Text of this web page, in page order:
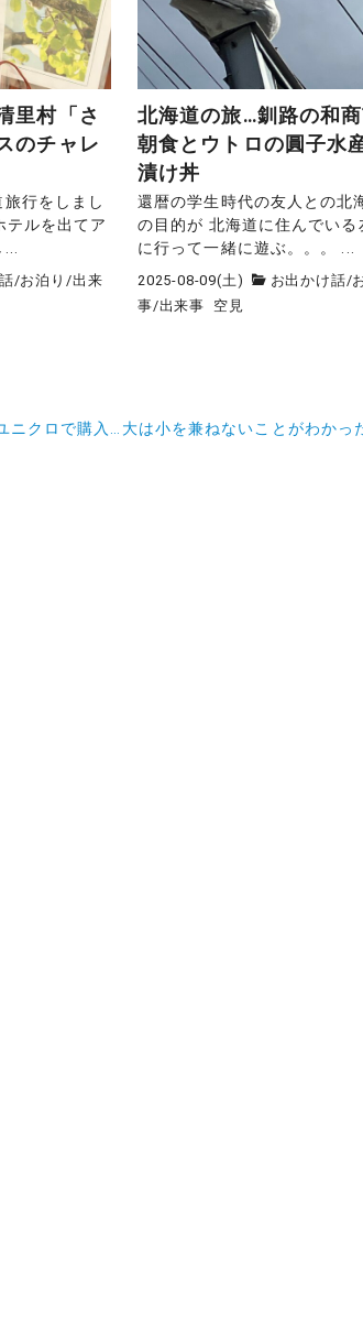
里村「さ
のチャレ
行をしまし
テルを出てア
...
/お泊り /出来
北海道の旅…釧路の和
朝食とウトロの圓子水
漬け丼
還暦の学生時代の友人との北
の目的が 北海道に住んでいる
に行って一緒に遊ぶ。。。 ...
2025-08-09(土) お出かけ話/
事/出来事 空見
ニクロで購入…大は小を兼ねないことがわかっ